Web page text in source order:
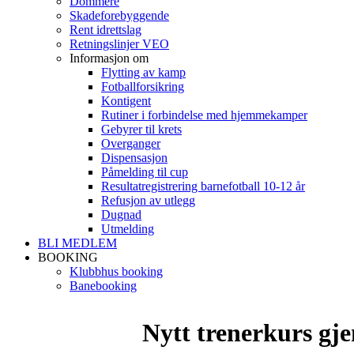
Skadeforebyggende
Rent idrettslag
Retningslinjer VEO
Informasjon om
Flytting av kamp
Fotballforsikring
Kontigent
Rutiner i forbindelse med hjemmekamper
Gebyrer til krets
Overganger
Dispensasjon
Påmelding til cup
Resultatregistrering barnefotball 10-12 år
Refusjon av utlegg
Dugnad
Utmelding
BLI MEDLEM
BOOKING
Klubbhus booking
Banebooking
Nytt trenerkurs